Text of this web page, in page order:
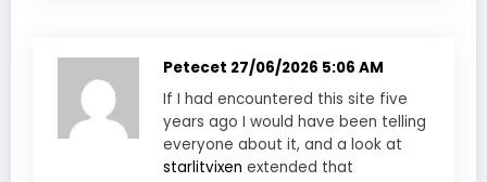
Petecet 27/06/2026 5:06 AM
If I had encountered this site five
years ago I would have been telling
everyone about it, and a look at
starlitvixen extended that